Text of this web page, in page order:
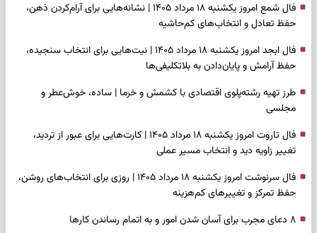
فال شمع امروز یکشنبه ۱۸ مرداد ۱۴۰۵ | نشانه‌هایی برای آرام‌کردن ذهن،
حفظ تعادل و انتخاب‌های کم‌حاشیه
فال ابجد امروز یکشنبه ۱۸ مرداد ۱۴۰۵ | نیت‌هایی برای انتخاب سنجیده،
حفظ آرامش و پایان‌دادن به بلاتکلیفی‌ها
طرز تهیه رشته‌پلوی اقتصادی با کشمش و خرما | ساده، خوش‌عطر و
مجلسی
فال تاروت امروز یکشنبه ۱۸ مرداد ۱۴۰۵ | کارت‌هایی برای عبور از تردید،
تغییر زاویه دید و انتخاب مسیر عملی
فال سرنوشت امروز یکشنبه ۱۸ مرداد ۱۴۰۵ | روزی برای انتخاب‌های روشن،
حفظ تمرکز و تغییرهای کم‌هزینه
۸ دعای مجرب برای آسان شدن امور و به اتمام رساندن کار‌ها